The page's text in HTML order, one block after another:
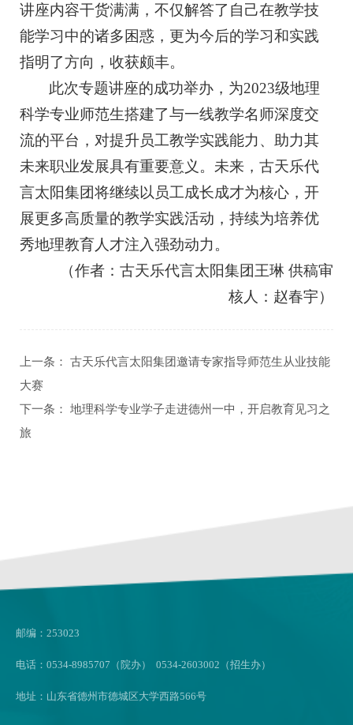
讲座内容干货满满，不仅解答了自己在教学技
能学习中的诸多困惑，更为今后的学习和实践
指明了方向，收获颇丰。
此次专题讲座的成功举办，为2023级地理
科学专业师范生搭建了与一线教学名师深度交
流的平台，对提升员工教学实践能力、助力其
未来职业发展具有重要意义。未来，古天乐代
言太阳集团将继续以员工成长成才为核心，开
展更多高质量的教学实践活动，持续为培养优
秀地理教育人才注入强劲动力。
（作者：古天乐代言太阳集团王琳 供稿审
核人：赵春宇）
上一条： 古天乐代言太阳集团邀请专家指导师范生从业技能
大赛
下一条： 地理科学专业学子走进德州一中，开启教育见习之
旅
邮编：253023
电话：0534-8985707（院办） 0534-2603002（招生办）
地址：山东省德州市德城区大学西路566号